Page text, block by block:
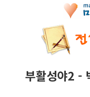
부활성야2 -